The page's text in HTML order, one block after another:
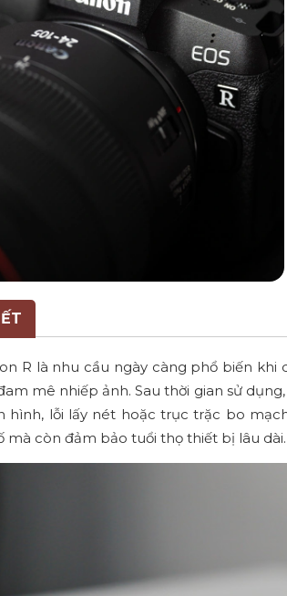
R là nhu cầu ngày càng phổ biến
mê nhiếp ảnh. Sau thời gian sử
hình, lỗi lấy nét hoặc trục trặc bo
mà còn đảm bảo tuổi thọ thiết bị lâu dài.